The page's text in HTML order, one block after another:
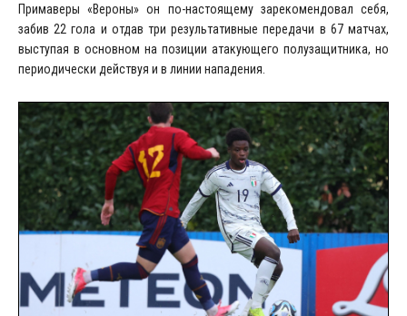
Примаверы «Вероны» он по-настоящему зарекомендовал себя,
забив 22 гола и отдав три результативные передачи в 67 матчах,
выступая в основном на позиции атакующего полузащитника, но
периодически действуя и в линии нападения.